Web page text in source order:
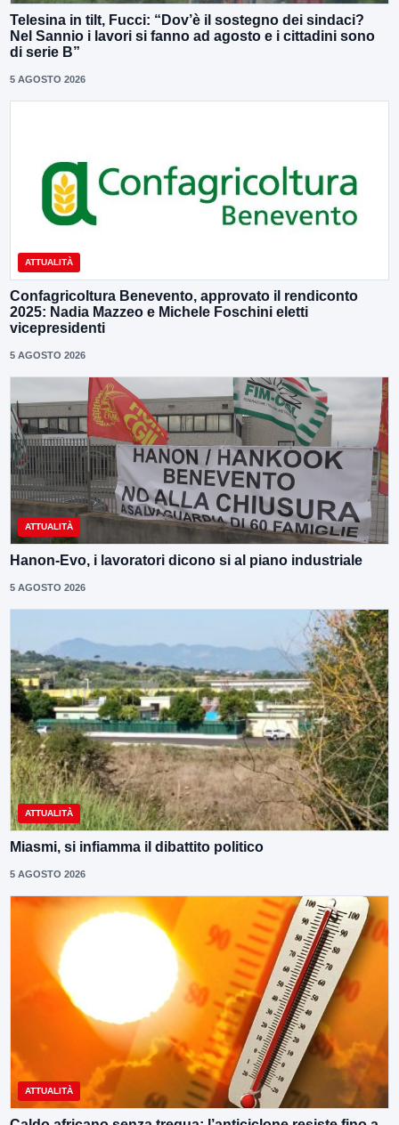
Telesina in tilt, Fucci: “Dov’è il sostegno dei sindaci?
Nel Sannio i lavori si fanno ad agosto e i cittadini sono
di serie B”
5 AGOSTO 2026
ATTUALITÀ
Confagricoltura Benevento, approvato il rendiconto
2025: Nadia Mazzeo e Michele Foschini eletti
vicepresidenti
5 AGOSTO 2026
ATTUALITÀ
Hanon-Evo, i lavoratori dicono si al piano industriale
5 AGOSTO 2026
ATTUALITÀ
Miasmi, si infiamma il dibattito politico
5 AGOSTO 2026
ATTUALITÀ